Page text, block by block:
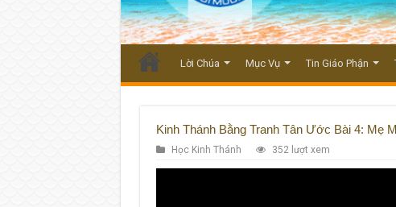
Lời Chúa Mục Vụ Tin Giáo Phận
Kinh Thánh Bằng Tranh Tân Ước Bài 4: Mẹ
Học Kinh Thánh 352 lượt xem